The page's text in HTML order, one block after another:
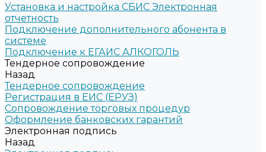
Установка и настройка СБИС Электронная
отчетность
Подключение дополнительного абонента в
системе
Подключение к ЕГАИС АЛКОГОЛЬ
Тендерное сопровождение
Назад
Тендерное сопровождение
Регистрация в ЕИС (ЕРУЗ)
Сопровождение торговых процедур
Оформление банковских гарантий
Электронная подпись
Назад